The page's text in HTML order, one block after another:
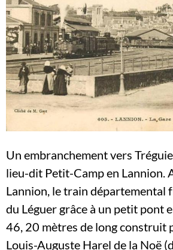
Un embranchement vers
lieu-dit Petit-Camp en Lannion.
Lannion, le train départemental
du Léguer grâce à un petit pont
46, 20 mètres de long construit
Louis-Auguste Harel de la Noë